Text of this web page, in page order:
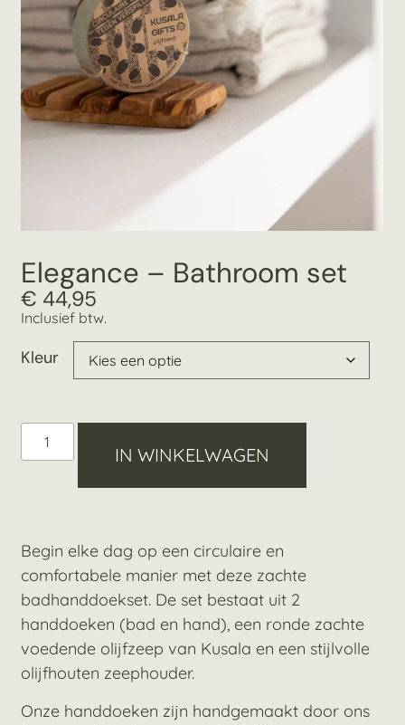
Elegance – Bathroom set
€ 44,95
Inclusief btw.
Kleur
IN WINKELWAGEN
Begin elke dag op een circulaire en
comfortabele manier met deze zachte
badhanddoekset. De set bestaat uit 2
handdoeken (bad en hand), een ronde zachte
voedende olijfzeep van Kusala en een stijlvolle
olijfhouten zeephouder.
Onze handdoeken zijn handgemaakt door ons